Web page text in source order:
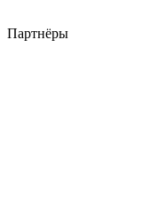
Партнёры